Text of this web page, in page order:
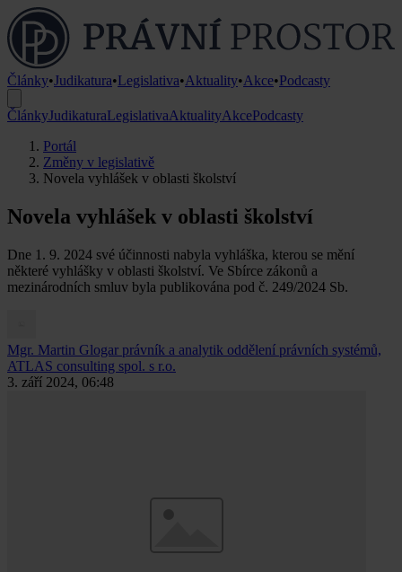
Články•Judikatura•Legislativa•Aktuality•Akce•Podcasty
ČlánkyJudikaturaLegislativaAktualityAkcePodcasty
Portál
Změny v legislativě
Novela vyhlášek v oblasti školství
Novela vyhlášek v oblasti školství
Dne 1. 9. 2024 své účinnosti nabyla vyhláška, kterou se mění
některé vyhlášky v oblasti školství. Ve Sbírce zákonů a
mezinárodních smluv byla publikována pod č. 249/2024 Sb.
Mgr. Martin Glogar právník a analytik oddělení právních systémů,
ATLAS consulting spol. s r.o.
3. září 2024, 06:48